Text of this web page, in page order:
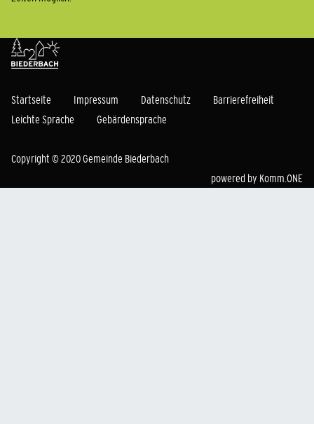
Startseite Impressum Datenschutz
Barrierefreiheit
Leichte Sprache
Gebärdensprache
Copyright © 2020 Gemeinde Biederbach
powered by Komm.ONE